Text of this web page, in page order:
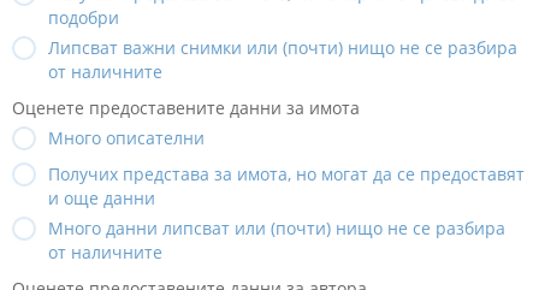
подобри
Липсват важни снимки или (почти) нищо не се разбира
от наличните
Оценете предоставените данни за имота
Много описателни
Получих представа за имота, но могат да се предоставят
и още данни
Много данни липсват или (почти) нищо не се разбира
от наличните